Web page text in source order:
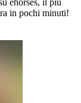
in pochi minuti!